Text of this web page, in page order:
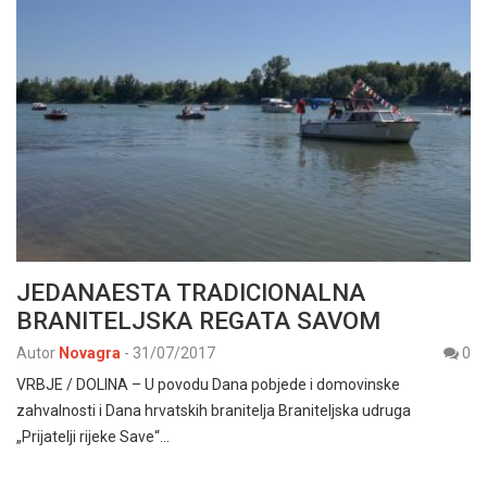
JEDANAESTA TRADICIONALNA
BRANITELJSKA REGATA SAVOM
Autor Novagra - 31/07/2017
0
VRBJE / DOLINA – U povodu Dana pobjede i domovinske
zahvalnosti i Dana hrvatskih branitelja Braniteljska udruga
„Prijatelji rijeke Save“…